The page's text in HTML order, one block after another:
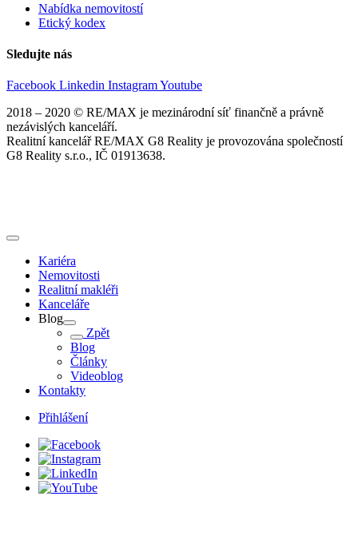
Nabídka nemovitostí
Etický kodex
Sledujte nás
Facebook Linkedin InstagramYoutube
2018 – 2020 © RE/MAX je mezinárodní síť finančně a právně
nezávislých kanceláří.
Realitní kancelář RE/MAX G8 Reality je provozována společností
G8 Reality s.r.o., IČ 01913638.
Kariéra
Nemovitosti
Realitní makléři
Kanceláře
Blog
Zpět
Blog
Články
Videoblog
Kontakty
Přihlášení